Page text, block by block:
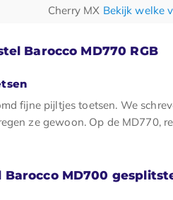
Cherry MX Bekijk welke
Barocco MD770 RGB
fijne pijltjes toetsen. We
ze gewoon. Op de MD770,
MD700